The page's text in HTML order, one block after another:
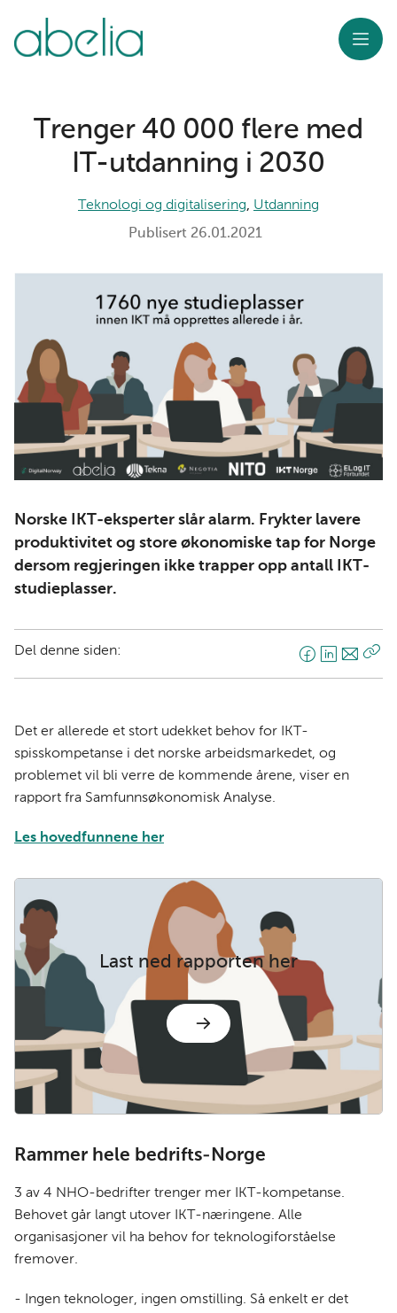
Meny
Trenger 40 000 flere med
IT-utdanning i 2030
Teknologi og digitalisering, Utdanning
Publisert 26.01.2021
Norske IKT-eksperter slår alarm. Frykter lavere
produktivitet og store økonomiske tap for Norge
dersom regjeringen ikke trapper opp antall IKT-
studieplasser.
Del denne siden:
F
e
b
o
L
e
d
E
t
Det er allerede et stort udekket behov for IKT-
spisskompetanse i det norske arbeidsmarkedet, og
problemet vil bli verre de kommende årene, viser en
rapport fra Samfunnsøkonomisk Analyse.
Les hovedfunnene her
Last ned rapporten her
Rammer hele bedrifts-Norge
3 av 4 NHO-bedrifter trenger mer IKT-kompetanse.
Behovet går langt utover IKT-næringene. Alle
organisasjoner vil ha behov for teknologiforståelse
fremover.
- Ingen teknologer, ingen omstilling. Så enkelt er det